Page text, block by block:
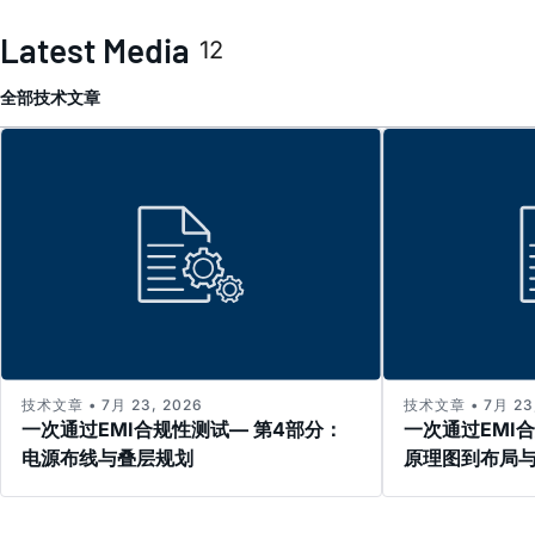
Latest Media 12
全部技术文章
一次通过EMI合规性测试— 第4部分：
电源布线与叠层规划
技术文章 • 7月 23, 2026
一次通过EMI
原理图到布局
技术文章 • 7月